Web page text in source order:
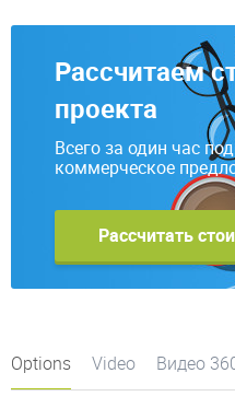
Рассчитаем
проекта
Всего за один час
коммерческое
Рассчитать
Options Video Видео